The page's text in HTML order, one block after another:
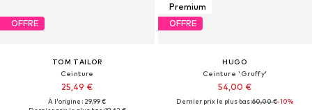
OFFRE
TOM TAILOR
Ceinture
25,49 €
À l'origine : 29,99 €
Premium
OFFRE
HUGO
Ceinture 'Gruffy'
54,00 €
Dernier prix le plus bas :60,00 €-10%